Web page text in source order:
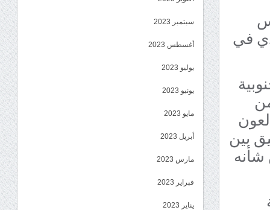
في
بين
شأنه
سبتمبر 2023
أغسطس 2023
يوليو 2023
يونيو 2023
مايو 2023
أبريل 2023
مارس 2023
فبراير 2023
يناير 2023